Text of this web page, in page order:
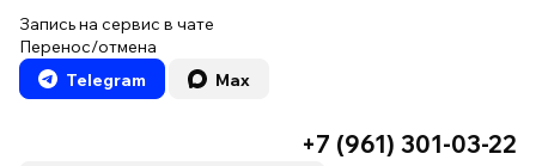
Запись на сервис в чате
Перенос/отмена
Telegram
Max
+7 (961) 301-03-22